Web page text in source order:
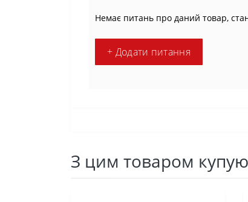
Немає питань про даний товар,
+ Додати питання
З цим товаром